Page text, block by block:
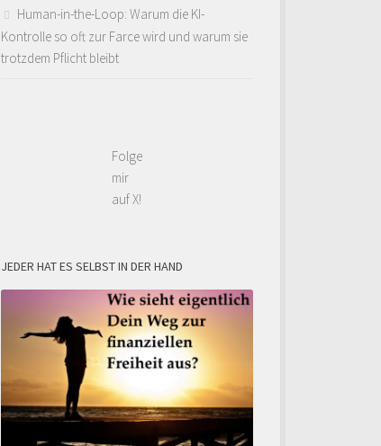
Human-in-the-Loop: Warum die KI-
Kontrolle so oft zur Farce wird und warum sie
trotzdem Pflicht bleibt
Folge
mir
auf X!
JEDER HAT ES SELBST IN DER HAND